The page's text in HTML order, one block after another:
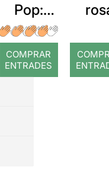
Pop:
Nada es
imposibl
e
COMPRAR
ENTRADES